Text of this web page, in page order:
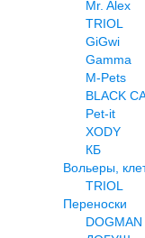
Mr. Alex
TRIOL
GiGwi
Gamma
M-Pets
BLACK
Pet-it
XODY
КБ
Вольеры,
TRIOL
Переноски
DOGMAN